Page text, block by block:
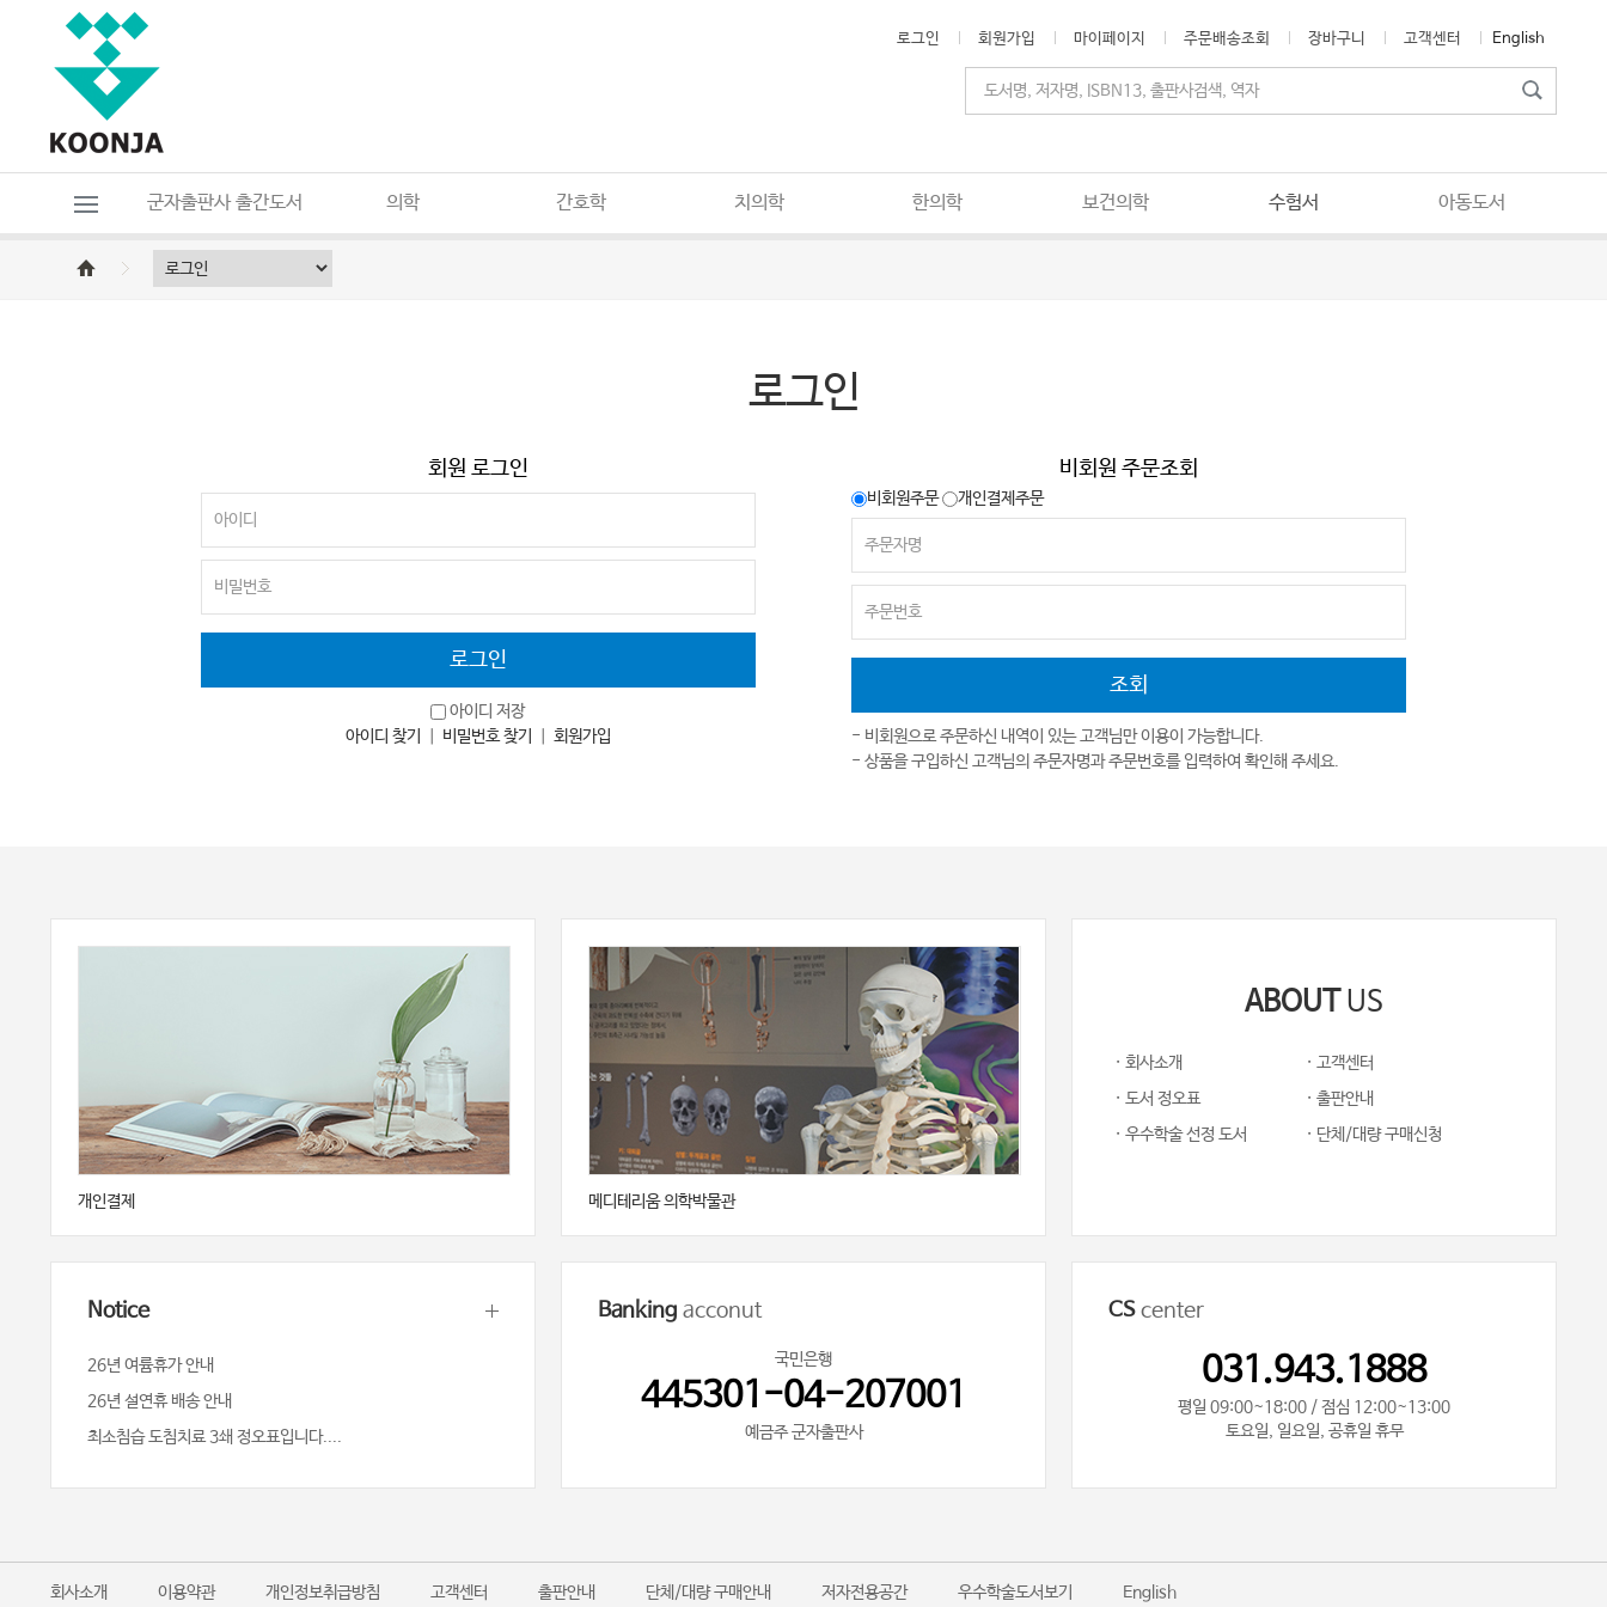
로그인 회원가입 마이페이지 주문배송조회 장바구니 고객센터 English
군자출판사 출간도서 의학 간호학 치의학 한의학 보건의학 수험서 아동도서
로그인
회원 로그인
아이디 저장
아이디 찾기
비밀번호 찾기 회원가입
비회원 주문조회
비회원주문 개인결제주문
- 비회원으로 주문하신 내역이 있는 고객님만 이용이 가능합니다.
- 상품을 구입하신 고객님의 주문자명과 주문번호를 입력하여 확인해 주세요.
개인결제 메디테리움 의학박물관
ABOUT US
· 회사소개
· 고객센터
· 도서 정오표
· 출판안내
· 우수학술 선정 도서
· 단체/대량 구매신청
Notice
26년 여륨휴가 안내
26년 설연휴 배송 안내
최소침습 도침치료 3쇄 정오표입니다....
Banking acconut
국민은행
445301-04-207001
예금주 군자출판사
CS center
031.943.1888
평일 09:00~18:00 / 점심 12:00~13:00
토요일, 일요일, 공휴일 휴무
회사소개 이용약관 개인정보취급방침 고객센터 출판안내 단체/대량 구매안내 저자전용공간 우수학술도서보기 English